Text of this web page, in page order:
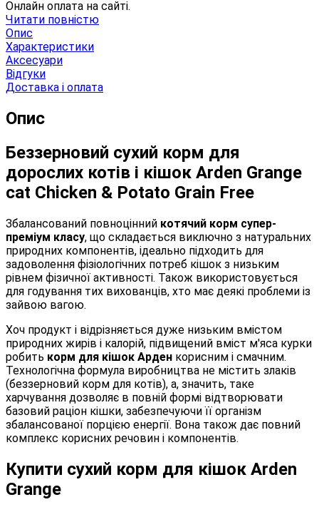
Онлайн оплата на сайті.
Читати повністю
Опис
Характеристики
Аксесуари
Відгуки
Доставка і оплата
Опис
Беззерновий сухий корм для
дорослих котів і кішок Arden Grange
cat Chicken & Potato Grain Free
Збалансований повноцінний котячий корм супер-
преміум класу, що складається виключно з натуральних
природних компонентів, ідеально підходить для
задоволення фізіологічних потреб кішок з низьким
рівнем фізичної активності. Також використовується
для годування тих вихованців, хто має деякі проблеми із
зайвою вагою.
Хоч продукт і відрізняється дуже низьким вмістом
природних жирів і калорій, підвищений вміст м'яса курки
робить корм для кішок Арден корисним і смачним.
Технологічна формула виробництва не містить злаків
(беззерновий корм для котів), а, значить, таке
харчування дозволяє в повній формі відтворювати
базовий раціон кішки, забезпечуючи її організм
збалансованої порцією енергії. Вона також дає повний
комплекс корисних речовин і компонентів.
Купити сухий корм для кішок Arden
Grange